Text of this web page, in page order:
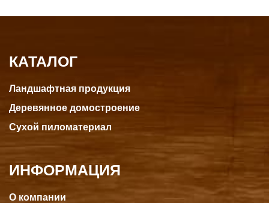
КАТАЛОГ
Ландшафтная продукция
Деревянное домостроение
Сухой пиломатериал
ИНФОРМАЦИЯ
О компании